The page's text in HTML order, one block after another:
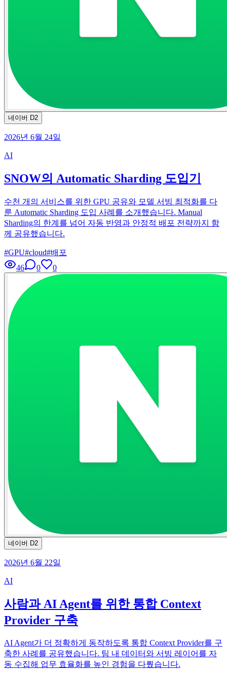
네이버 D2
2026년 6월 24일
AI
SNOW의 Automatic Sharding 도입기
수천 개의 서비스를 위한 GPU 공유와 모델 서빙 최적화를 다
룬 Automatic Sharding 도입 사례를 소개했습니다. Manual
Sharding의 한계를 넘어 자동 반영과 안정적 배포 전략까지 함
께 공유했습니다.
#GPU#cloud#배포
46
0 0
네이버 D2
2026년 6월 22일
AI
사람과 AI Agent를 위한 통합 Context
Provider 구축
AI Agent가 더 정확하게 동작하도록 통합 Context Provider를 구
축한 사례를 공유했습니다. 팀 내 데이터와 서빙 레이어를 자
동 수집해 업무 효율화를 높인 경험을 다뤘습니다.